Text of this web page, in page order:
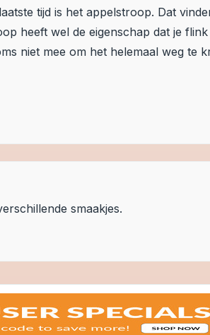
tijd is het appelstroop. Dat
heeft wel de eigenschap dat je
niet mee om het helemaal weg te
smaakjes.